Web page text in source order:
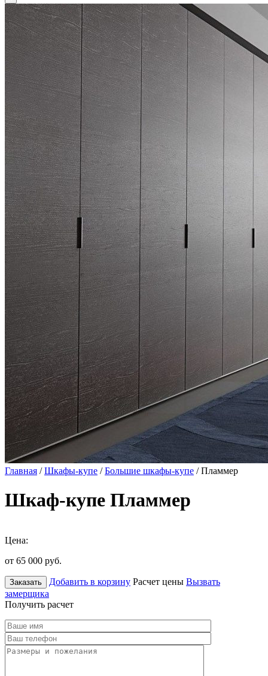
Главная /Шкафы-купе /Большие шкафы-купе / Пламмер
Шкаф-купе Пламмер
Цена:
от 65 000 руб.
Заказать Добавить в корзину Расчет цены Вызвать
замерщика
Получить расчет